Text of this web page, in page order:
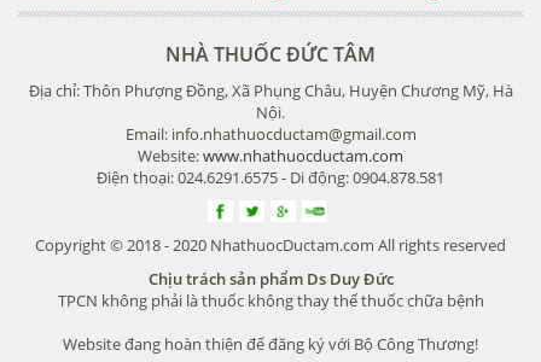
NHÀ THUỐC ĐỨC TÂM
Địa chỉ: Thôn Phượng Đồng, Xã Phụng Châu, Huyện Chương Mỹ, Hà
Nội.
Email: info.nhathuocductam@gmail.com
Website:www.nhathuocductam.com
Điện thoại: 024.6291.6575 - Di động: 0904.878.581
Copyright © 2018 - 2020 NhathuocDuctam.com All rights reserved
Chịu trách sản phẩm Ds Duy Đức
TPCN không phải là thuốc không thay thế thuốc chữa bệnh
Website đang hoàn thiện để đăng ký với Bộ Công Thương!